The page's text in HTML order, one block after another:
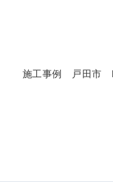
施工事例 戸田市